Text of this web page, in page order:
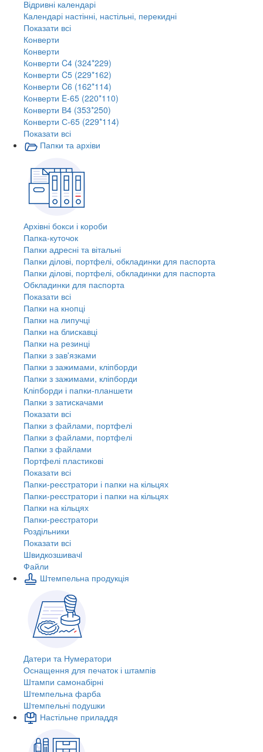
Відривні календарі
Календарі настінні, настільні, перекидні
Показати всі
Конверти
Конверти
Конверти C4 (324*229)
Конверти C5 (229*162)
Конверти C6 (162*114)
Конверти E-65 (220*110)
Конверти В4 (353*250)
Конверти С-65 (229*114)
Показати всі
Папки та архіви
Архівні бокси і короби
Папка-куточок
Папки адресні та вітальні
Папки ділові, портфелі, обкладинки для паспорта
Папки ділові, портфелі, обкладинки для паспорта
Обкладинки для паспорта
Показати всі
Папки на кнопці
Папки на липучці
Папки на блискавці
Папки на резинці
Папки з зав'язками
Папки з зажимами, кліпборди
Папки з зажимами, кліпборди
Кліпборди і папки-планшети
Папки з затискачами
Показати всі
Папки з файлами, портфелі
Папки з файлами, портфелі
Папки з файлами
Портфелі пластикові
Показати всі
Папки-реєстратори і папки на кільцях
Папки-реєстратори і папки на кільцях
Папки на кільцях
Папки-реєстратори
Роздільники
Показати всі
Швидкозшивачi
Файли
Штемпельна продукція
Датери та Нумератори
Оснащення для печаток і штампів
Штампи самонабірні
Штемпельна фарба
Штемпельні подушки
Настільне приладдя